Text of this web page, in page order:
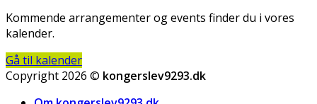
Kommende arrangementer og events finder du i vores
kalender.
Gå til kalender
Copyright 2026 © kongerslev9293.dk